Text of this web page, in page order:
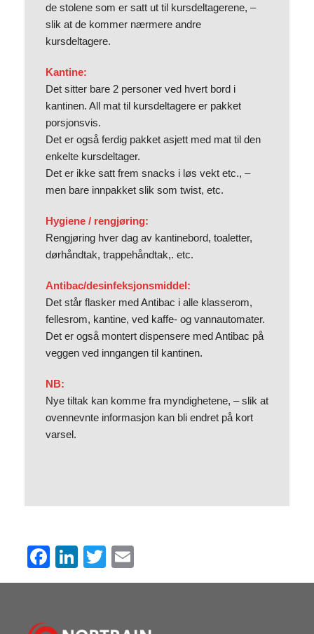
de stolene som er satt ut til kursdeltagerene, –
slik at de kommer nærmere andre
kursdeltagere.
Kantine:
Det sitter bare 2 personer ved hvert bord i
kantinen. All mat til kursdeltagere er pakket
porsjonsvis.
Det er også ferdig pakket asjett med mat til den
enkelte kursdeltager.
Det er ikke satt frem snacks i løs vekt etc., –
men bare innpakket slik som twist, etc.
Hygiene / rengjøring:
Rengjøring hver dag av kantinebord, toaletter,
dørhåndtak, trappehåndtak,. etc.
Antibac/desinfeksjonsmiddel:
Det står flasker med Antibac i alle klasserom,
fellesrom, kantine, ved kaffe- og vannautomater.
Det er også montert dispensere med Antibac på
veggen ved inngangen til kantinen.
NB:
Nye tiltak kan komme fra myndighetene, – slik at
ovennevnte informasjon kan bli endret på kort
varsel.
F
a
e
Li
n
e
T
wi
er
m